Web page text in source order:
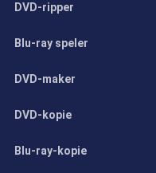
DVD-ripper
Blu-ray speler
DVD-maker
DVD-kopie
Blu-ray-kopie